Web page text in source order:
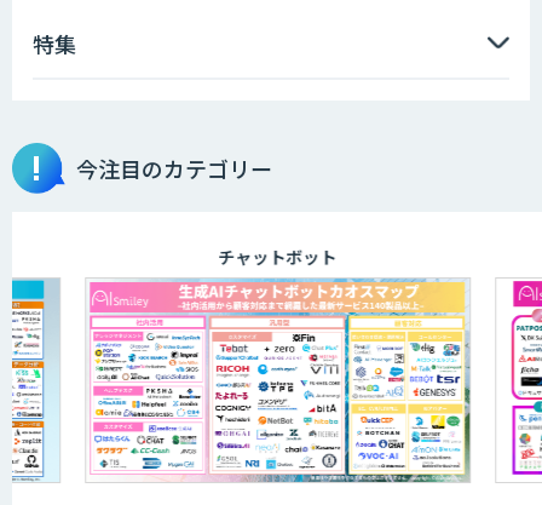
高性能 AI エンジン搭載エッジシステム
m2view
AI開発・伴走支援・内製化支援
オーダーメイドAI開発
特集
今注目のカテゴリー
チャットボット